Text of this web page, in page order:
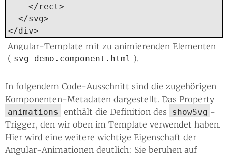
Angular-Template mit zu animierenden Elementen
( svg-demo.component.html ).
    </rect>
  </svg>
</div>
In folgendem Code-Ausschnitt sind die zugehörigen
Komponenten-Metadaten dargestellt. Das Property
animations enthält die Definition des showSvg -
Trigger, den wir oben im Template verwendet haben.
Hier wird eine weitere wichtige Eigenschaft der
Angular-Animationen deutlich: Sie beruhen auf